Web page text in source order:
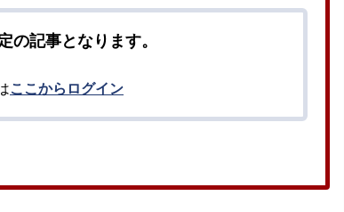
の記事となります。
ここからログイン